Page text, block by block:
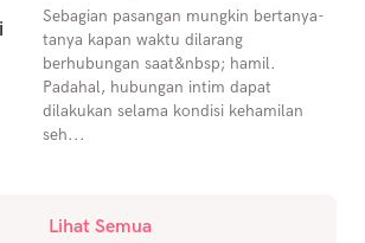
Sebagian pasangan mungkin bertanya-
tanya kapan waktu dilarang
berhubungan saat&nbsp; hamil.
Padahal, hubungan intim dapat
dilakukan selama kondisi kehamilan
seh...
Lihat Semua